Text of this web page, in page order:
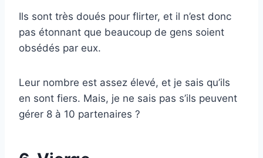
Ils sont très doués pour flirter, et il n’est donc
pas étonnant que beaucoup de gens soient
obsédés par eux.
Leur nombre est assez élevé, et je sais qu’ils
en sont fiers. Mais, je ne sais pas s’ils peuvent
gérer 8 à 10 partenaires ?